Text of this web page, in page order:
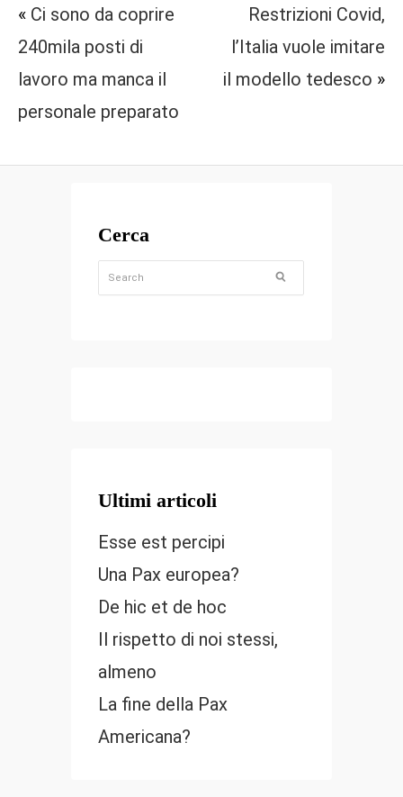
« Ci sono da coprire
240mila posti di
lavoro ma manca il
personale preparato
Restrizioni Covid,
l’Italia vuole imitare
il modello tedesco »
Cerca
Ultimi articoli
Esse est percipi
Una Pax europea?
De hic et de hoc
Il rispetto di noi stessi,
almeno
La fine della Pax
Americana?